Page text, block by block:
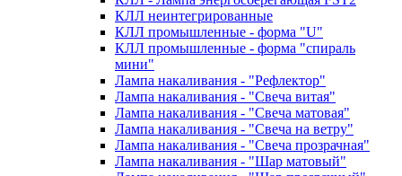
КЛЛ неинтегрированные
КЛЛ промышленные - форма "U"
КЛЛ промышленные - форма "спираль
мини"
Лампа накаливания - "Рефлектор"
Лампа накаливания - "Свеча витая"
Лампа накаливания - "Свеча матовая"
Лампа накаливания - "Свеча на ветру"
Лампа накаливания - "Свеча прозрачная"
Лампа накаливания - "Шар матовый"